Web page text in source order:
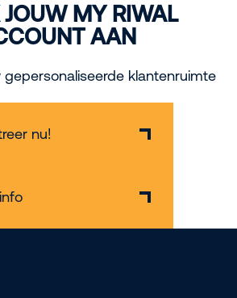
MY RIWAL
AAN
klantenruimte
nu!